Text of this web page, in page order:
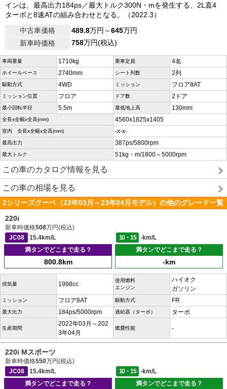
インは、最高出力184ps／最大トルク300N・mを発生する、2L直4
ターボと8速ATの組み合わせとなる。（2022.3）
中古車価格
489.8万円～645万円
新車時価格
758万円(税込)
車両重量 1710kg 乗車定員 4名
ホイールベース 2740mm シート列数 2列
駆動方式 4WD ミッション フロア8AT
ミッション位置 フロア ドア数 2ドア
最小回転半径 5.5m 最低地上高 130mm
全長x全幅x全高(mm) 4560x1825x1405
室内 全長x全幅x全高(mm) -x-x-
最高出力 387ps/5800rpm
最大トルク 51kg・m/1800～5000rpm
この車のカタログ情報を見る
この車の相場を見る
2シリーズクーペ（22年03月～23年04月モデル）の他のグレード一覧
220i
新車時価格508万円(税込)
JC08
15.4km/L 10・15
-km/L
満タンでどこまで走る？
800.8km
満タンでどこまで走る？
-km
排気量 1998cc
使用燃料
エンジン
ハイオク
ガソリン
ミッション フロア8AT 駆動方式 FR
最大出力 184ps/5000rpm 過給器（ターボ） ターボ
生産期間
2022年03月～202
3年04月
燃費性能 -
220i Mスポーツ
新車時価格550万円(税込)
JC08
15.4km/L 10・15
-km/L
満タンでどこまで走る？
満タンでどこまで走る？